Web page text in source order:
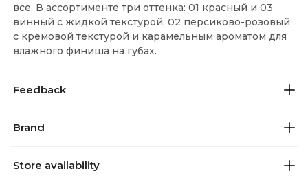
все. В ассортименте три оттенка: 01 красный и 03
винный с жидкой текстурой, 02 персиково-розовый
с кремовой текстурой и карамельным ароматом для
влажного финиша на губах.
Feedback
Brand
Store availability